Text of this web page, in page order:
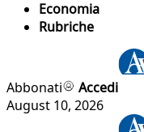
Economia
Rubriche
Abbonati
Accedi
August 10, 2026